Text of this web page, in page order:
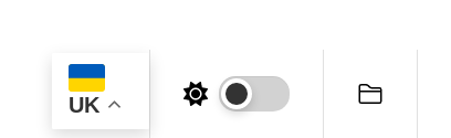
UK